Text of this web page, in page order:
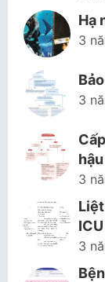
Hạ
3
3
3
ICU
3